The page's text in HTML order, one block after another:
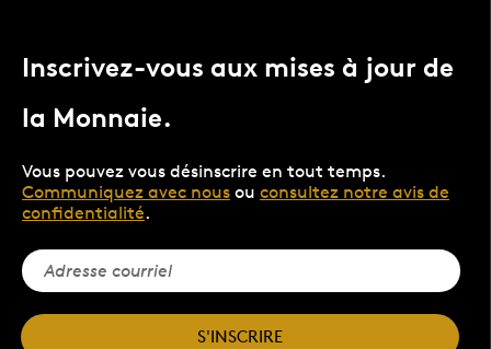
Inscrivez-vous aux mises à jour de
la Monnaie.
Vous pouvez vous désinscrire en tout temps.
Communiquez avec nous ou consultez notre avis de
confidentialité.
S'INSCRIRE